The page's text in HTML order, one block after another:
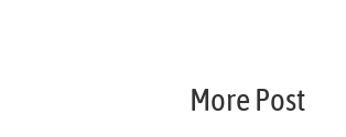
More Post